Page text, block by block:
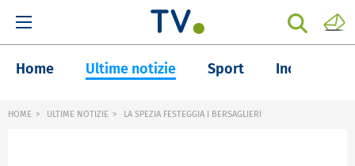
Home Ultime notizie Sport Inchieste
HOME ULTIME NOTIZIE LA SPEZIA FESTEGGIA I BERSAGLIERI